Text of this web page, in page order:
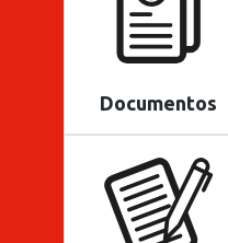
Documentos